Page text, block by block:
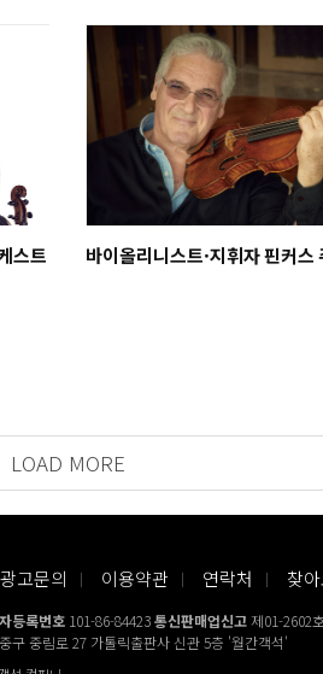
스트
바이올리니스트·지
LOAD MORE
광고문의 이용약관 연락처 찾
등록번호 101-86-84423통신판매업신고제01-2602호
구 중림로 27 가톨릭출판사 신관 5층 '월간객석'